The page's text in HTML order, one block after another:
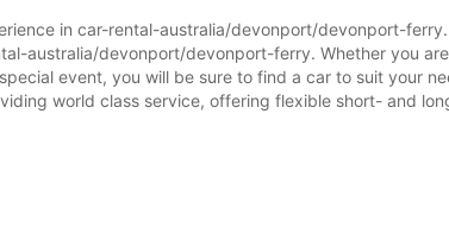
in car-rental-australia/devonport/devonport-
australia/devonport/devonport-ferry. Whether you
event, you will be sure to find a car to suit your
world class service, offering flexible short- and